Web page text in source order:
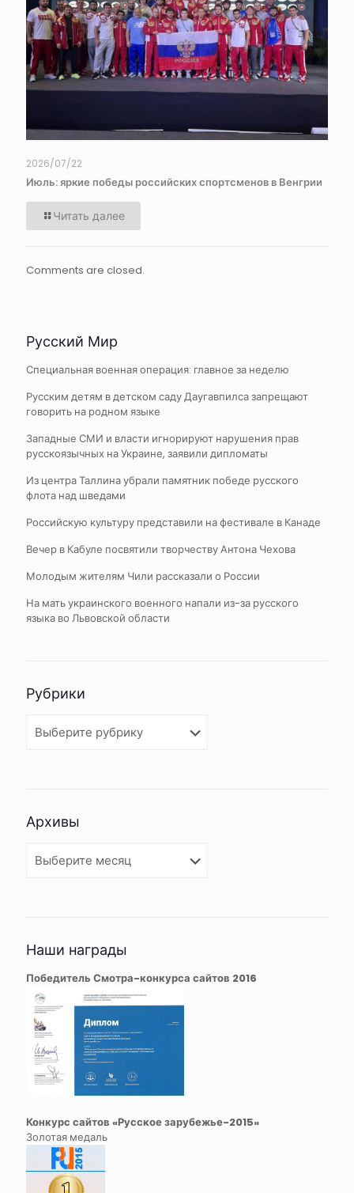
2026/07/22
Июль: яркие победы российских спортсменов в Венгрии
Читать далее
Comments are closed.
Русский Мир
Специальная военная операция: главное за неделю
Русским детям в детском саду Даугавпилса запрещают
говорить на родном языке
Западные СМИ и власти игнорируют нарушения прав
русскоязычных на Украине, заявили дипломаты
Из центра Таллина убрали памятник победе русского
флота над шведами
Российскую культуру представили на фестивале в Канаде
Вечер в Кабуле посвятили творчеству Антона Чехова
Молодым жителям Чили рассказали о России
На мать украинского военного напали из-за русского
языка во Львовской области
Рубрики
Архивы
Наши награды
Победитель Смотра-конкурса сайтов 2016
Конкурс сайтов «Русское зарубежье-2015»
Золотая медаль